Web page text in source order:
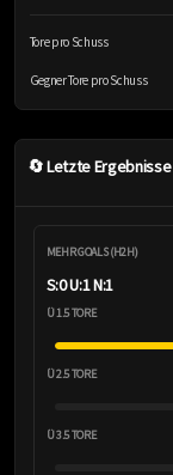
Tore pro Schuss
Gegner Tore pro Schuss
🔄 Letzte Ergebnisse
MEHR GOALS (H2H)
S:0 U:1 N:1
Ü 1.5 TORE
Ü 2.5 TORE
Ü 3.5 TORE